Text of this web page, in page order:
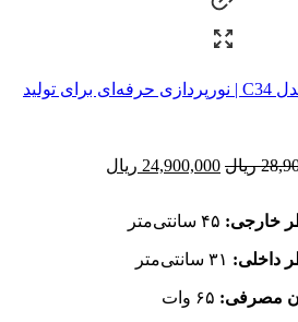
رینگ لایت Enujoy مدل C34 | نورپردازی حرفه‌ای برای تولید
ریال 24,900,000 ریال
خارجی:
داخلی:
مصرفی: